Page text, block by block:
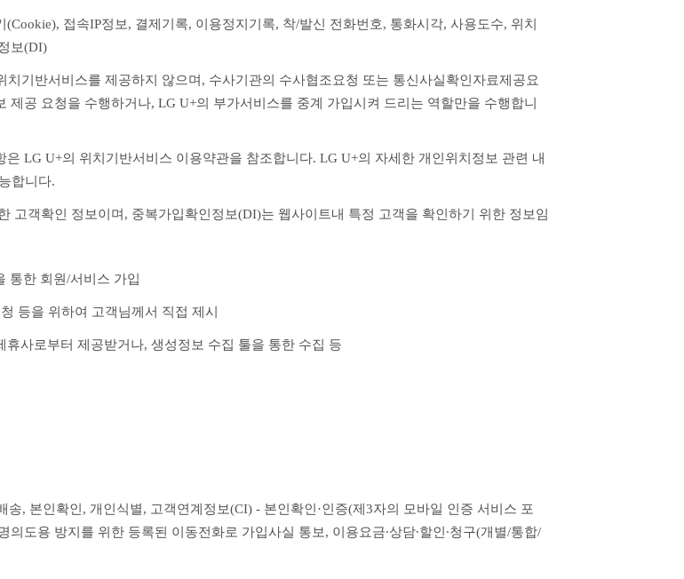
접속IP정보, 결제기록, 이용정지기록, 착/발신 전화번호, 통화시각, 사용도수, 위치
보(DI)
기반서비스를 제공하지 않으며, 수사기관의 수사협조요청 또는 통신사실확인자료제공요
공 요청을 수행하거나, LG U+의 부가서비스를 중계 가입시켜 드리는 역할만을 수행합니
LG U+의 위치기반서비스 이용약관을 참조합니다. LG U+의 자세한 개인위치정보 관련 내
합니다.
고객확인 정보이며, 중복가입확인정보(DI)는 웹사이트내 특정 고객을 확인하기 위한 정보임
통한 회원/서비스 가입
등을 위하여 고객님께서 직접 제시
사로부터 제공받거나, 생성정보 수집 툴을 통한 수집 등
, 본인확인, 개인식별, 고객연계정보(CI) - 본인확인·인증(제3자의 모바일 인증 서비스 포
도용 방지를 위한 등록된 이동전화로 가입사실 통보, 이용요금∙상담∙할인∙청구(개별/통합/